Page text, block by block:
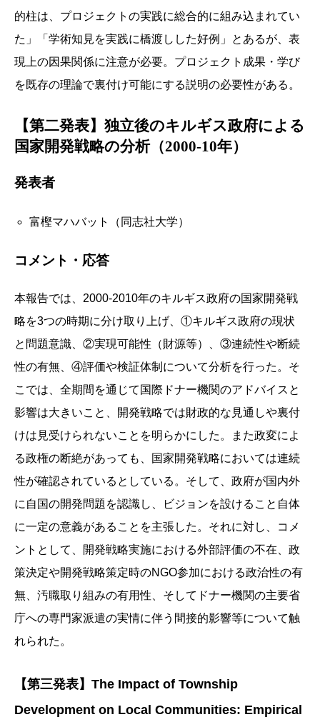
的柱は、プロジェクトの実践に総合的に組み込まれてい
た」「学術知見を実践に橋渡しした好例」とあるが、表
現上の因果関係に注意が必要。プロジェクト成果・学び
を既存の理論で裏付け可能にする説明の必要性がある。
【第二発表】独立後のキルギス政府による
国家開発戦略の分析（2000-10年）
発表者
富樫マハバット（同志社大学）
コメント・応答
本報告では、2000-2010年のキルギス政府の国家開発戦
略を3つの時期に分け取り上げ、①キルギス政府の現状
と問題意識、②実現可能性（財源等）、③連続性や断続
性の有無、④評価や検証体制について分析を行った。そ
こでは、全期間を通じて国際ドナー機関のアドバイスと
影響は大きいこと、開発戦略では財政的な見通しや裏付
けは見受けられないことを明らかにした。また政変によ
る政権の断絶があっても、国家開発戦略においては連続
性が確認されているとしている。そして、政府が国内外
に自国の開発問題を認識し、ビジョンを設けること自体
に一定の意義があることを主張した。それに対し、コメ
ントとして、開発戦略実施における外部評価の不在、政
策決定や開発戦略策定時のNGO参加における政治性の有
無、汚職取り組みの有用性、そしてドナー機関の主要省
庁への専門家派遣の実情に伴う間接的影響等について触
れられた。
【第三発表】The Impact of Township
Development on Local Communities: Empirical